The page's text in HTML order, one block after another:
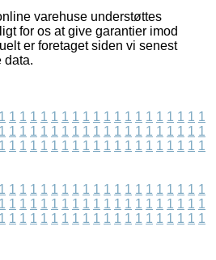
varehuse understøttes
for os at give garantier imod
er foretaget siden vi senest
data.
1 1 1 1 1 1 1 1 1 1 1 1 1 1 1 1 1 1 1 1
1 1 1 1 1 1 1 1 1 1 1 1 1 1 1 1 1 1 1 1
1 1 1 1 1 1 1 1 1 1 1 1 1 1 1 1 1 1 1 1
1 1 1 1 1 1 1 1 1 1 1 1 1 1 1 1 1 1 1 1
1 1 1 1 1 1 1 1 1 1 1 1 1 1 1 1 1 1 1 1
1 1 1 1 1 1 1 1 1 1 1 1 1 1 1 1 1 1 1 1